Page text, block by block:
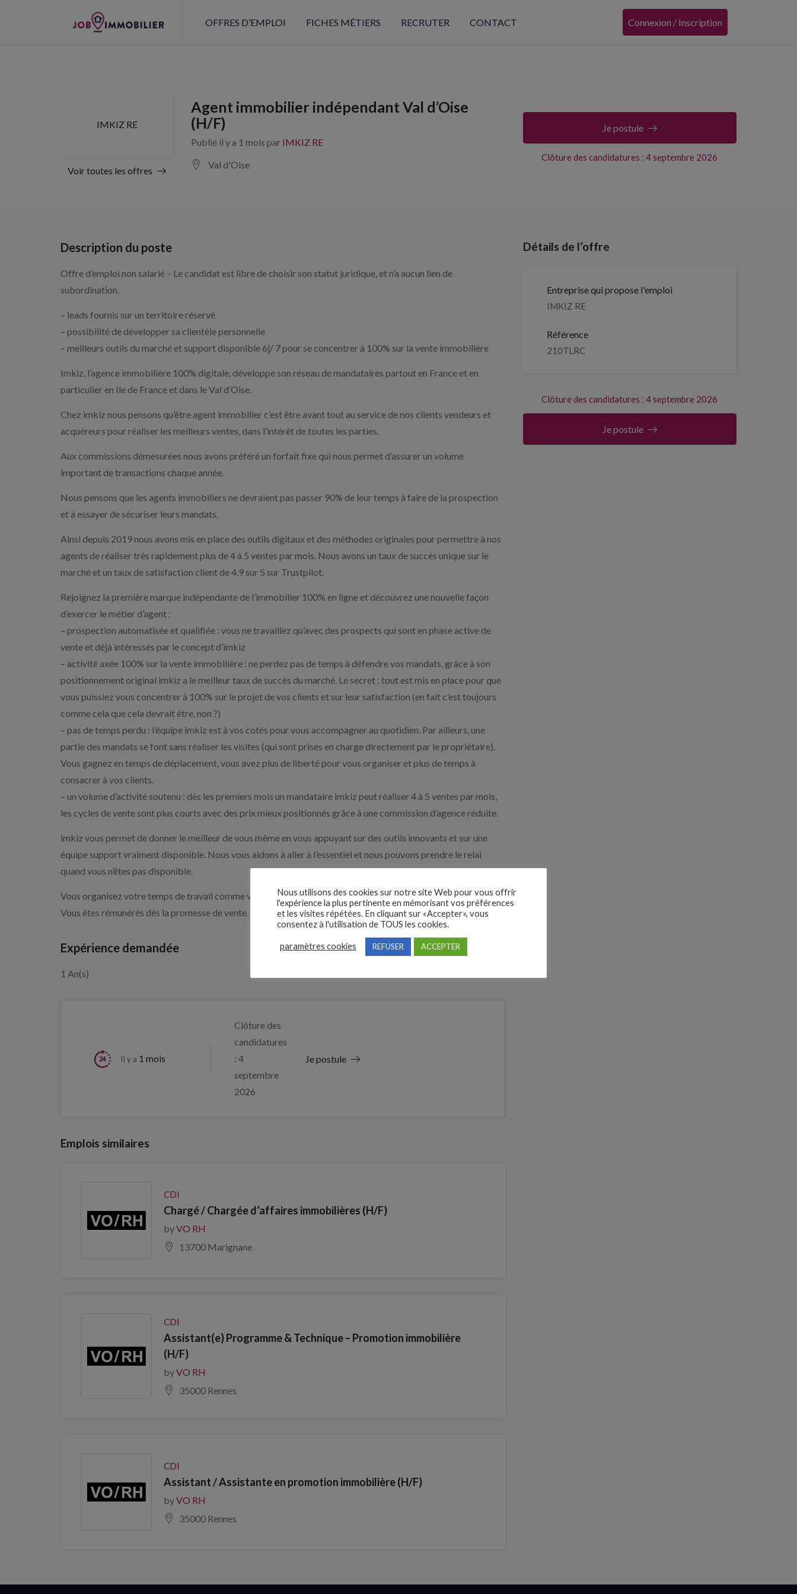
OFFRES D’EMPLOI FICHES MÉTIERS RECRUTER CONTACT Connexion / Inscription
IMKIZ RE
Voir toutes les offres
Agent immobilier indépendant Val d’Oise
(H/F)
Publié il y a 1 mois par IMKIZ RE
Val d'Oise
Clôture des candidatures : 4 septembre 2026
Je postule
Description du poste
Offre d’emploi non salarié – Le candidat est libre de choisir son statut juridique, et n’a aucun lien de
subordination.
– leads fournis sur un territoire réservé
– possibilité de développer sa clientèle personnelle
– meilleurs outils du marché et support disponible 6j/ 7 pour se concentrer à 100% sur la vente immobilière
Imkiz, l’agence immobilière 100% digitale, développe son réseau de mandataires partout en France et en
particulier en Ile de France et dans le Val d’Oise.
Chez imkiz nous pensons qu’être agent immobilier c’est être avant tout au service de nos clients vendeurs et
acquéreurs pour réaliser les meilleurs ventes, dans l’intérêt de toutes les parties.
Aux commissions démesurées nous avons préféré un forfait fixe qui nous permet d’assurer un volume
important de transactions chaque année.
Nous pensons que les agents immobiliers ne devraient pas passer 90% de leur temps à faire de la prospection
et à essayer de sécuriser leurs mandats.
Ainsi depuis 2019 nous avons mis en place des outils digitaux et des méthodes originales pour permettre à nos
agents de réaliser très rapidement plus de 4 à 5 ventes par mois. Nous avons un taux de succès unique sur le
marché et un taux de satisfaction client de 4,9 sur 5 sur Trustpilot.
Rejoignez la première marque indépendante de l’immobilier 100% en ligne et découvrez une nouvelle façon
d’exercer le métier d’agent :
– prospection automatisée et qualifiée : vous ne travaillez qu’avec des prospects qui sont en phase active de
vente et déjà intéressés par le concept d’imkiz
– activité axée 100% sur la vente immobilière : ne perdez pas de temps à défendre vos mandats, grâce à son
positionnement original imkiz a le meilleur taux de succès du marché. Le secret : tout est mis en place pour que
vous puissiez vous concentrer à 100% sur le projet de vos clients et sur leur satisfaction (en fait c’est toujours
comme cela que cela devrait être, non ?)
– pas de temps perdu : l’équipe imkiz est à vos cotés pour vous accompagner au quotidien. Par ailleurs, une
partie des mandats se font sans réaliser les visites (qui sont prises en charge directement par le propriétaire).
Vous gagnez en temps de déplacement, vous avez plus de liberté pour vous organiser et plus de temps à
consacrer à vos clients.
– un volume d’activité soutenu : dès les premiers mois un mandataire imkiz peut réaliser 4 à 5 ventes par mois,
les cycles de vente sont plus courts avec des prix mieux positionnés grâce à une commission d’agence réduite.
imkiz vous permet de donner le meilleur de vous même en vous appuyant sur des outils innovants et sur une
équipe support vraiment disponible. Nous vous aidons à aller à l’essentiel et nous pouvons prendre le relai
quand vous n’êtes pas disponible.
Vous organisez votre temps de travail comme vous le souhaitez. Vous disposez de votre portefeuille client.
Vous êtes rémunérés dès la promesse de vente.
Expérience demandée
1 An(s)
Il y a 1 mois
Clôture des
candidatures
: 4
septembre
2026
Je postule
Emplois similaires
CDI
Chargé / Chargée d’affaires immobilières (H/F)
byVO RH
13700 Marignane
CDI
Assistant(e) Programme & Technique – Promotion immobilière
(H/F)
byVO RH
35000 Rennes
CDI
Assistant / Assistante en promotion immobilière (H/F)
byVO RH
35000 Rennes
Détails de l’offre
Entreprise qui propose l'emploi
IMKIZ RE
Référence
210TLRC
Clôture des candidatures : 4 septembre 2026
Je postule
Nous utilisons des cookies sur notre site Web pour vous offrir
l'expérience la plus pertinente en mémorisant vos préférences
et les visites répétées. En cliquant sur «Accepter», vous
consentez à l'utilisation de TOUS les cookies.
paramètres cookies REFUSER ACCEPTER